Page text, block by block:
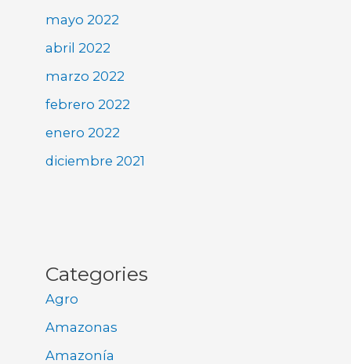
mayo 2022
abril 2022
marzo 2022
febrero 2022
enero 2022
diciembre 2021
Categories
Agro
Amazonas
Amazonía